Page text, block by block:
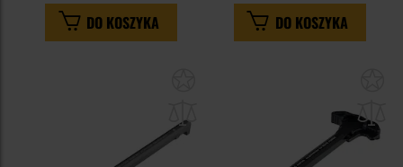
DO KOSZYKA DO KOSZYKA